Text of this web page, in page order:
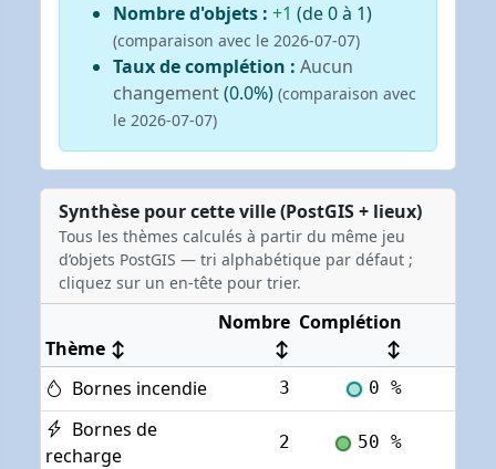
Nombre d'objets : +1 (de 0 à 1)
(comparaison avec le 2026-07-07)
Taux de complétion : Aucun
changement(0.0%) (comparaison avec
le 2026-07-07)
Synthèse pour cette ville (PostGIS + lieux)
Tous les thèmes calculés à partir du même jeu
d’objets PostGIS — tri alphabétique par défaut ;
cliquez sur un en-tête pour trier.
Thème ↕
Nombre
↕
Complétion
↕
Bornes incendie
3 0 %
Bornes de
recharge
2 50 %